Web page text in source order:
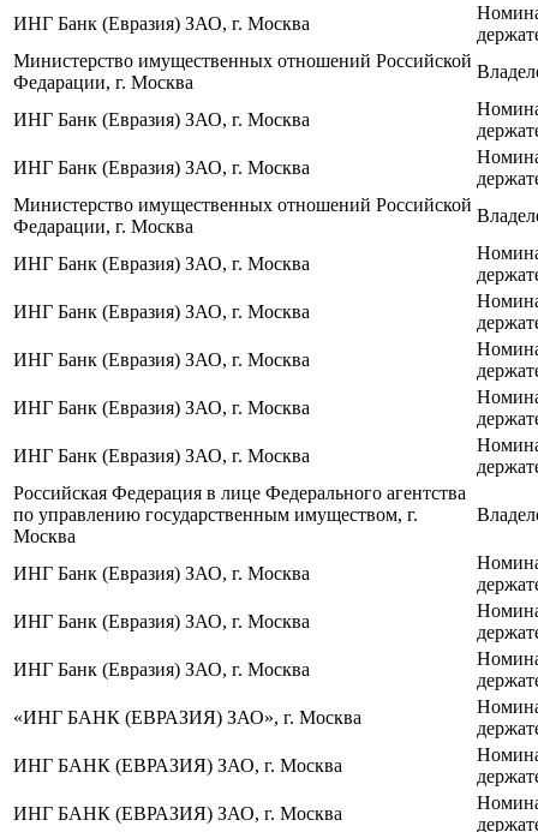
ИНГ Банк (Евразия) ЗАО, г. Москва
Министерство имущественных отношений Российской
Федарации, г. Москва
ИНГ Банк (Евразия) ЗАО, г. Москва
ИНГ Банк (Евразия) ЗАО, г. Москва
Министерство имущественных отношений Российской
Федарации, г. Москва
ИНГ Банк (Евразия) ЗАО, г. Москва
ИНГ Банк (Евразия) ЗАО, г. Москва
ИНГ Банк (Евразия) ЗАО, г. Москва
ИНГ Банк (Евразия) ЗАО, г. Москва
ИНГ Банк (Евразия) ЗАО, г. Москва
Российская Федерация в лице Федерального агентства
по управлению государственным имуществом, г.
Москва
ИНГ Банк (Евразия) ЗАО, г. Москва
ИНГ Банк (Евразия) ЗАО, г. Москва
ИНГ Банк (Евразия) ЗАО, г. Москва
«ИНГ БАНК (ЕВРАЗИЯ) ЗАО», г. Москва
ИНГ БАНК (ЕВРАЗИЯ) ЗАО, г. Москва
ИНГ БАНК (ЕВРАЗИЯ) ЗАО, г. Москва